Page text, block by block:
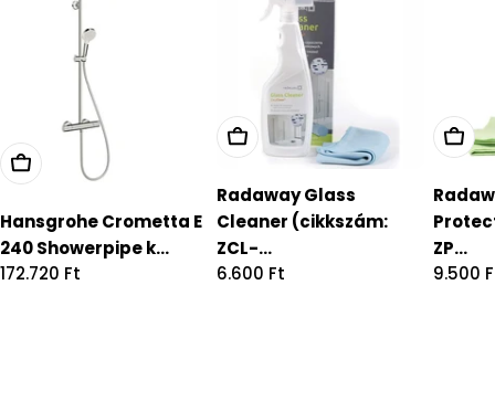
Hansgrohe Crometta E
240 Showerpipe k...
Regular
172.720 Ft
Radaway Glass
Cleaner (cikkszám:
ZCL-...
Regular
6.600 Ft
ZP...
9.500